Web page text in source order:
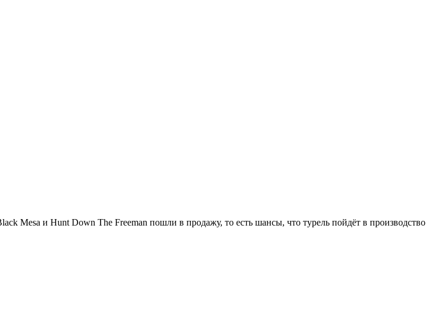
Mesa и Hunt Down The Freeman пошли в продажу, то есть шансы, что турель пойдёт в производство